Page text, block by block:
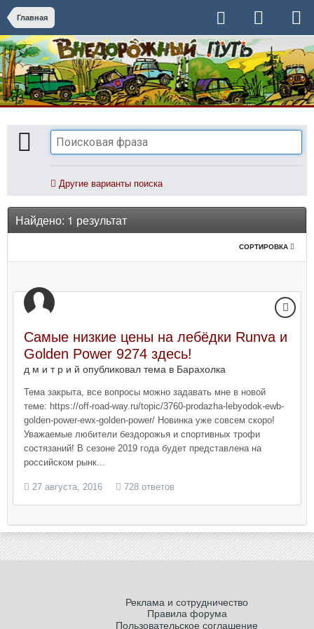
Главная
Другие варианты поиска
Найдено: 1 результат
СОРТИРОВКА
Самые низкие цены на лебёдки Runva и
Golden Power 9274 здесь!
д м и т р и й опубликовал тема в Барахолка
Тема закрыта, все вопросы можно задавать мне в новой
теме: https://off-road-way.ru/topic/3760-prodazha-lebyodok-ewb-
golden-power-ewx-golden-power/ Новинка уже совсем скоро!
Уважаемые любители бездорожья и спортивных трофи
состязаний! В сезоне 2019 года будет представлена на
российском рынк...
27 августа, 2016 728 ответов
Реклама и сотрудничество
Правила форума
Пользовательское соглашение